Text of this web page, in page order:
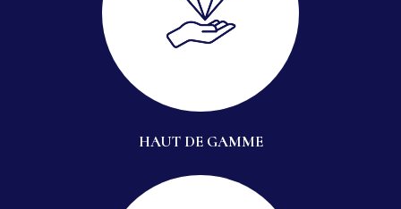
HAUT DE GAMME